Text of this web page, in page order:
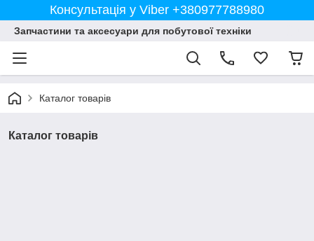
Консультація у Viber +380977788980
Запчастини та аксесуари для побутової техніки
Каталог товарів
Каталог товарів